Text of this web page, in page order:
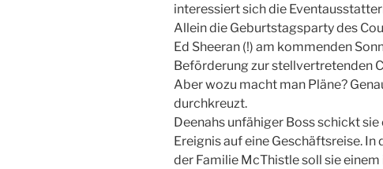
interessiert sich die
Allein die Geburtstagsparty des
Ed Sheeran (!) am kommenden
Beförderung zur stellvertretenden
Aber wozu macht man Pläne?
durchkreuzt.
Deenahs unfähiger Boss schickt
Ereignis auf eine Geschäftsreise.
der Familie McThistle soll sie